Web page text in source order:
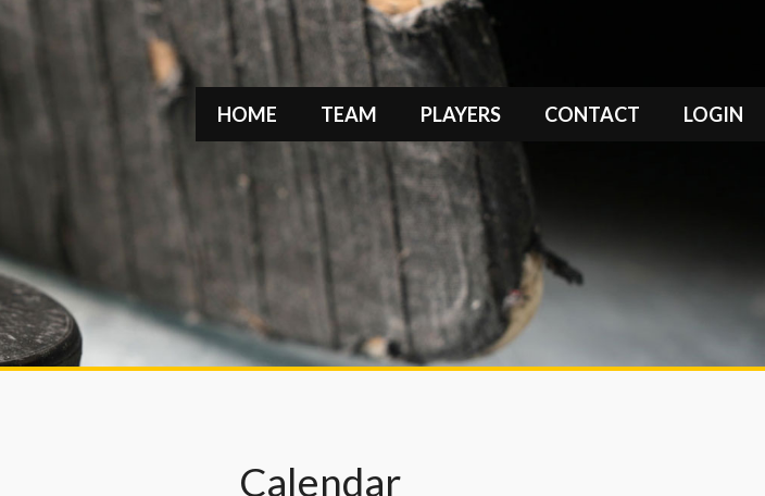
HOME TEAM PLAYERS CONTACT LOGIN
Calendar